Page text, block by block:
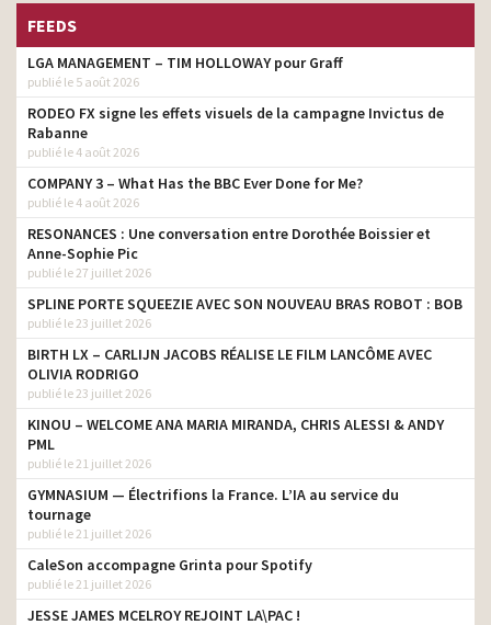
FEEDS
LGA MANAGEMENT – TIM HOLLOWAY pour Graff
publié le 5 août 2026
RODEO FX signe les effets visuels de la campagne Invictus de
Rabanne
publié le 4 août 2026
COMPANY 3 – What Has the BBC Ever Done for Me?
publié le 4 août 2026
RESONANCES : Une conversation entre Dorothée Boissier et
Anne-Sophie Pic
publié le 27 juillet 2026
SPLINE PORTE SQUEEZIE AVEC SON NOUVEAU BRAS ROBOT : BOB
publié le 23 juillet 2026
BIRTH LX – CARLIJN JACOBS RÉALISE LE FILM LANCÔME AVEC
OLIVIA RODRIGO
publié le 23 juillet 2026
KINOU – WELCOME ANA MARIA MIRANDA, CHRIS ALESSI & ANDY
PML
publié le 21 juillet 2026
GYMNASIUM — Électrifions la France. L’IA au service du
tournage
publié le 21 juillet 2026
CaleSon accompagne Grinta pour Spotify
publié le 21 juillet 2026
JESSE JAMES MCELROY REJOINT LA\PAC !